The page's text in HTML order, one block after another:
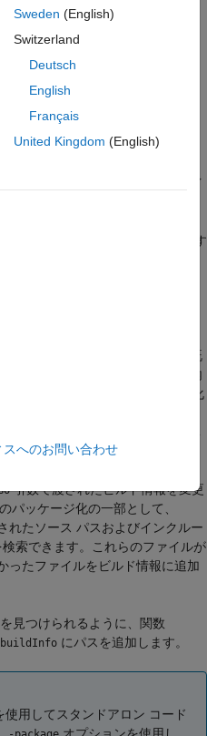
リ ファイル (たとえば実行ファイ
ビルドで生成されたバイナリ フ
パティは、ビルドで生成されたバイ
ません。
やプロジェクトの生成に使用す
ション ファイル
再配置します。そのファイルは、
ンパイルしたり、MATLAB
境でリビルドしたりできます。既
ァイルはコード生成フォルダー内
ーのない構造としてパッケージ化
ます。
引数で渡されたビルド情報を変更
パッケージ化の一部として、
れたソース パスおよびインクルー
索できます。これらのファイルが
ったファイルをビルド情報に追加
見つけられるように、関数
buildInfo にパスを追加します。
使用してスタンドアロン コード
Sweden (English)
Switzerland
Deutsch
English
Français
United Kingdom (English)
へのお問い合わせ